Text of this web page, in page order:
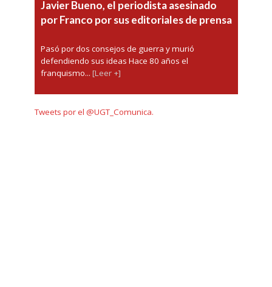
Javier Bueno, el periodista asesinado
por Franco por sus editoriales de prensa
Pasó por dos consejos de guerra y murió
defendiendo sus ideas Hace 80 años el
franquismo... [Leer +]
Tweets por el @UGT_Comunica.